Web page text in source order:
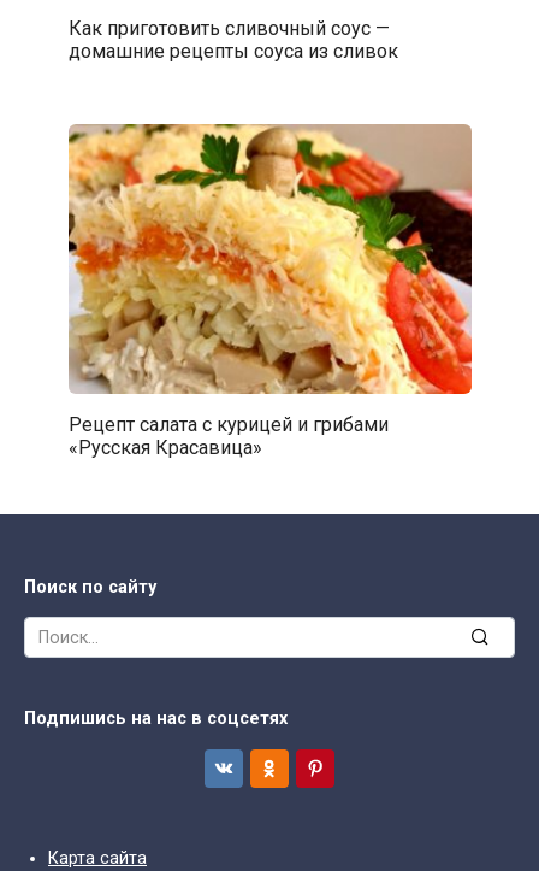
Как приготовить сливочный соус —
домашние рецепты соуса из сливок
Рецепт салата с курицей и грибами
«Русская Красавица»
Поиск по сайту
Search
for:
Подпишись на нас в соцсетях
Карта сайта